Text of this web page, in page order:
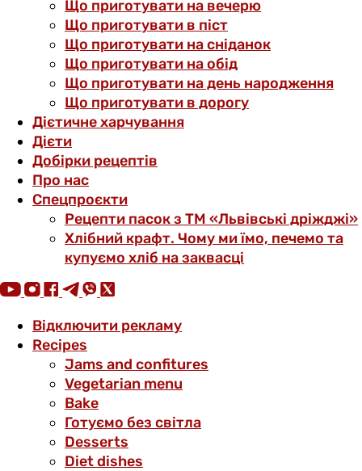
Що приготувати на вечерю
Що приготувати в піст
Що приготувати на сніданок
Що приготувати на обід
Що приготувати на день народження
Що приготувати в дорогу
Дієтичне харчування
Дієти
Добірки рецептів
Про нас
Спецпроєкти
Рецепти пасок з ТМ «Львівські дріжджі»
Хлібний крафт. Чому ми їмо, печемо та
купуємо хліб на заквасці
Відключити рекламу
Recipes
Jams and confitures
Vegetarian menu
Bake
Готуємо без світла
Desserts
Diet dishes